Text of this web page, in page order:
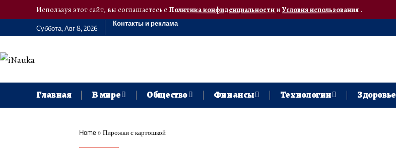
Используя этот сайт, вы соглашаетесь сПолитика конфиденциальностии Условия использования.
Суббота, Авг 8, 2026
Контакты и реклама
Главная В мире Общество Финансы Технологии Здоровье
Home» Пирожки с картошкой